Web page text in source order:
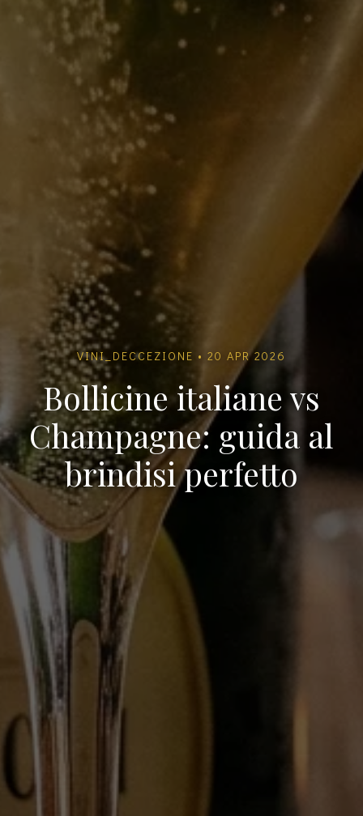
VINI_DECCEZIONE • 20 APR 2026
Bollicine italiane vs
Champagne: guida al
brindisi perfetto